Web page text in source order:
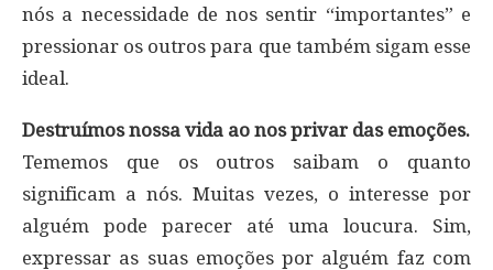
nós a necessidade de nos sentir “importantes” e
pressionar os outros para que também sigam esse
ideal.
Destruímos nossa vida ao nos privar das emoções.
Tememos que os outros saibam o quanto
significam a nós. Muitas vezes, o interesse por
alguém pode parecer até uma loucura. Sim,
expressar as suas emoções por alguém faz com